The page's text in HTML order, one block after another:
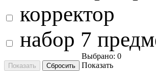
корректор
набор 7
Выбрано: 0
Показать